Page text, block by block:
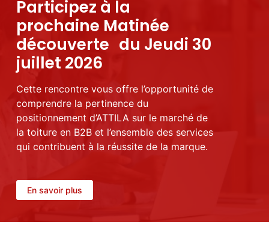
Participez à la
prochaine Matinée
découverte du Jeudi 30
juillet 2026
Cette rencontre vous offre l’opportunité de
comprendre la pertinence du
positionnement d’ATTILA sur le marché de
la toiture en B2B et l’ensemble des services
qui contribuent à la réussite de la marque.
En savoir plus